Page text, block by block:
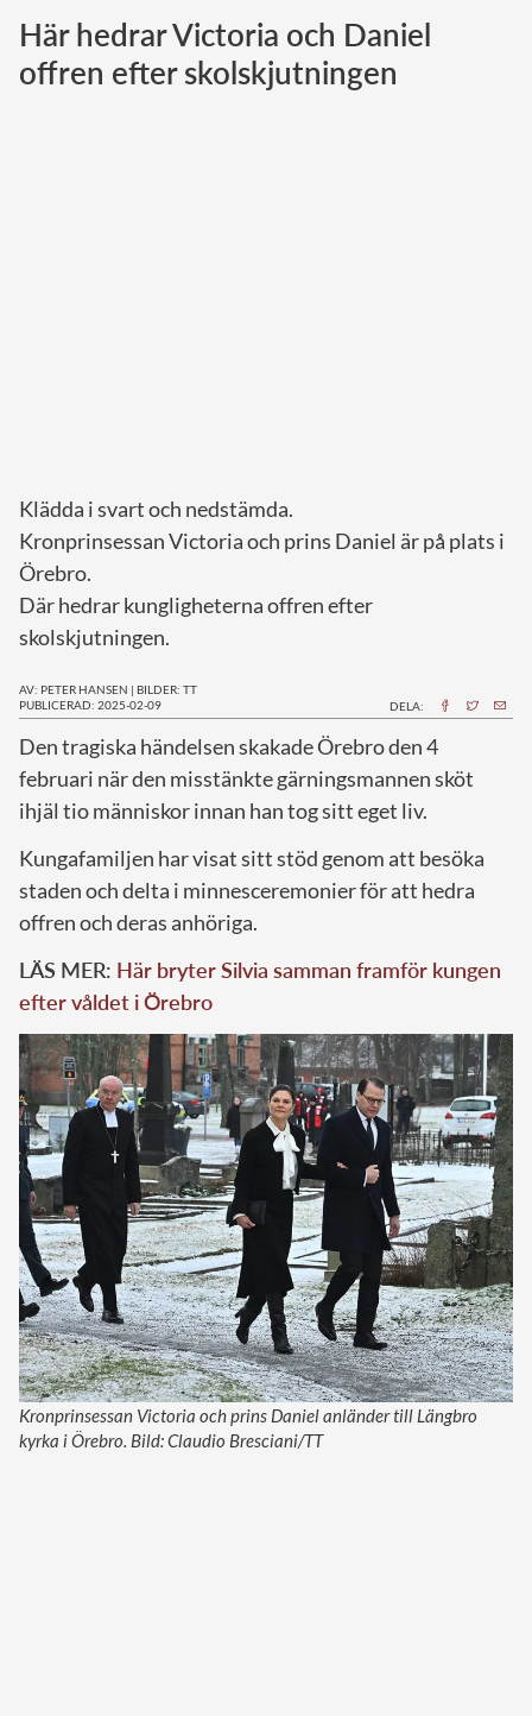
Norska kungahuset
Danska kungahuset
Här hedrar Victoria och Daniel
offren efter skolskjutningen
Klädda i svart och nedstämda.
Kronprinsessan Victoria och prins Daniel är på plats i
Örebro.
Där hedrar kungligheterna offren efter
skolskjutningen.
AV: PETER HANSEN | BILDER: TT
PUBLICERAD: 2025-02-09
DELA:
Den tragiska händelsen skakade Örebro den 4
februari när den misstänkte gärningsmannen sköt
ihjäl tio människor innan han tog sitt eget liv.
Kungafamiljen har visat sitt stöd genom att besöka
staden och delta i minnesceremonier för att hedra
offren och deras anhöriga.
LÄS MER: Här bryter Silvia samman framför kungen
efter våldet i Örebro
Kronprinsessan Victoria och prins Daniel anländer till Längbro
kyrka i Örebro. Bild: Claudio Bresciani/TT